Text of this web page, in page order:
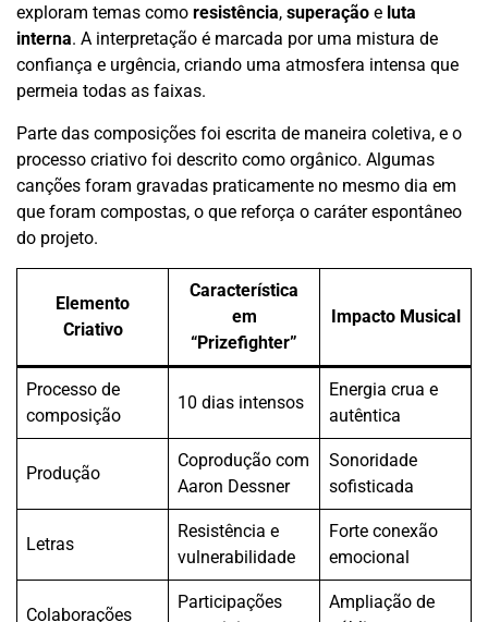
exploram temas como resistência, superação e luta
interna. A interpretação é marcada por uma mistura de
confiança e urgência, criando uma atmosfera intensa que
permeia todas as faixas.
Parte das composições foi escrita de maneira coletiva, e o
processo criativo foi descrito como orgânico. Algumas
canções foram gravadas praticamente no mesmo dia em
que foram compostas, o que reforça o caráter espontâneo
do projeto.
Elemento
Criativo
Característica
em
“Prizefighter”
Impacto Musical
Processo de
composição
10 dias intensos
Energia crua e
autêntica
Produção
Coprodução com
Aaron Dessner
Sonoridade
sofisticada
Letras
Resistência e
vulnerabilidade
Forte conexão
emocional
Colaborações
Participações
Ampliação de